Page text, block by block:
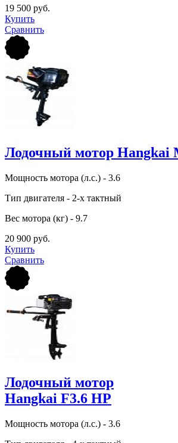
19 500 руб.
Купить
Сравнить
Лодочный мотор Hangkai
Мощность мотора (л.с.) - 3.6
Тип двигателя - 2-х тактный
Вес мотора (кг) - 9.7
20 900 руб.
Купить
Сравнить
Лодочный мотор
Hangkai F3.6 HP
Мощность мотора (л.с.) - 3.6